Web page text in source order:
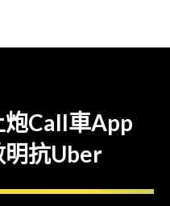
炮Call車App
明抗Uber